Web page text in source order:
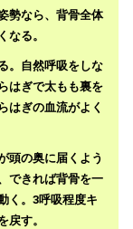
勢なら、背骨全体
なる。
。自然呼吸をしな
はぎで太もも裏を
はぎの血流がよく
頭の奥に届くよう
できれば背骨を一
く。3呼吸程度キ
戻す。